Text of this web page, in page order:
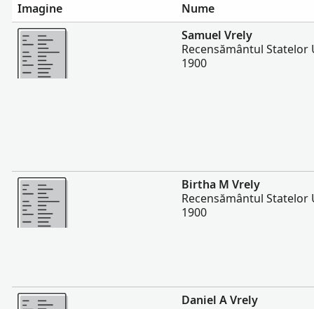
Imagine
Nume
Mai multe
Samuel Vrely
Recensământul Statelor
1900
Mai multe
Birtha M Vrely
Recensământul Statelor
1900
Mai multe
Daniel A Vrely